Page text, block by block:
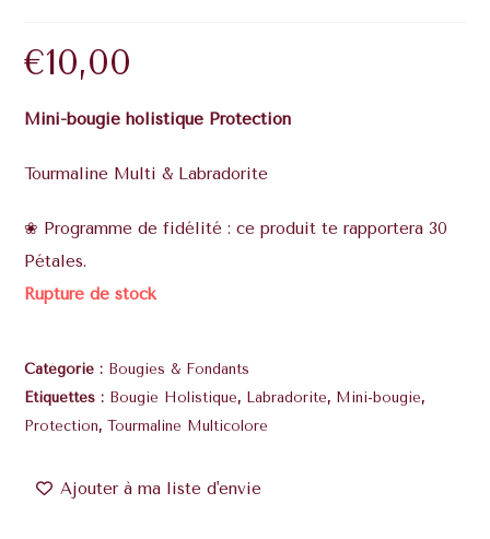
€10,00
Mini-bougie holistique Protection
Tourmaline Multi & Labradorite
❀ Programme de fidélité : ce produit te rapportera 30
Pétales.
Rupture de stock
Catégorie : Bougies & Fondants
Étiquettes : Bougie Holistique, Labradorite, Mini-bougie,
Protection,Tourmaline Multicolore
Ajouter à ma liste d'envie